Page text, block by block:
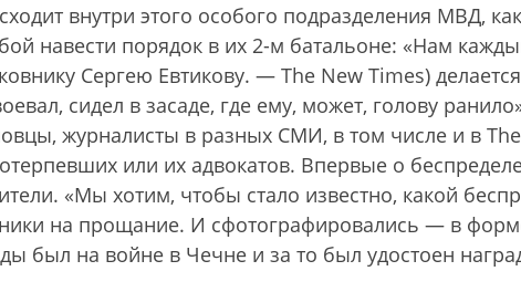
внутри этого особого подразделения МВД,
навести порядок в их 2-м батальоне: «Нам
Сергею Евтикову. — The New Times) делается
сидел в засаде, где ему, может, голову
журналисты в разных СМИ, в том числе и в
или их адвокатов. Впервые о
«Мы хотим, чтобы стало известно, какой
на прощание. И сфотографировались — в
был на войне в Чечне и за то был удостоен